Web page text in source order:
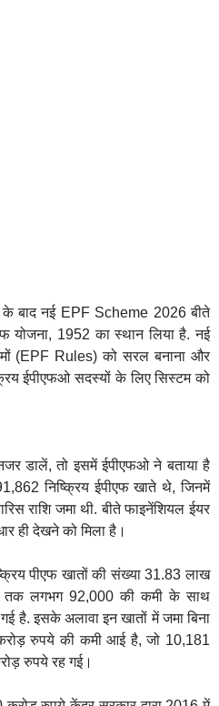
के बाद नई EPF Scheme 2026 बीते
योजना, 1952 का स्थान लिया है. नई
(EPF Rules) को सरल बनाना और
ईपीएफओ सदस्यों के लिए सिस्टम को
डालें, तो इसमें ईपीएफओ ने बताया है
निष्क्रिय ईपीएफ खाते थे, जिनमें
राशि जमा थी. बीते फाइनेंशियल ईयर
ही देखने को मिला है।
पीएफ खातों की संख्या 31.83 लाख
तक लगभग 92,000 की कमी के साथ
है. इसके अलावा इन खातों में जमा बिना
रुपये की कमी आई है, जो 10,181
रुपये रह गई।